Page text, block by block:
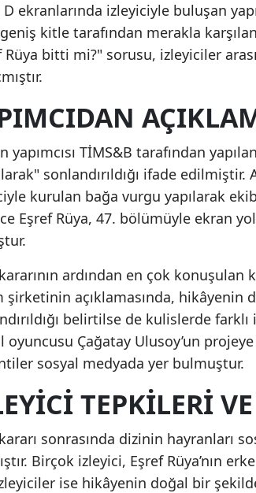
D ekranlarında izleyiciyle buluşan
kitle tarafından merakla
Rüya bitti mi?" sorusu, izleyiciler
yapımcısı TİMS&B tarafından
sonlandırıldığı ifade
kurulan bağa vurgu yapılarak
Eşref Rüya, 47. bölümüyle ekran
ardından en çok
şirketinin açıklamasında, hikâyenin
belirtilse de kulislerde
oyuncusu Çağatay Ulusoy’un
sosyal medyada yer bulmuştur.
TEPKILERI
sonrasında dizinin hayranları
Birçok izleyici, Eşref Rüya’nın
ise hikâyenin doğal bir